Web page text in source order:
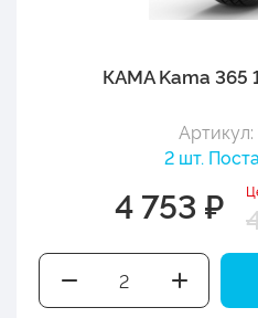
КАМА Kama 365
Артикул:
2 шт.
4 753 ₽